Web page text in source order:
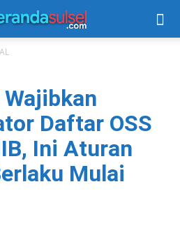
Daftar OSS
Ini Aturan
Mulai